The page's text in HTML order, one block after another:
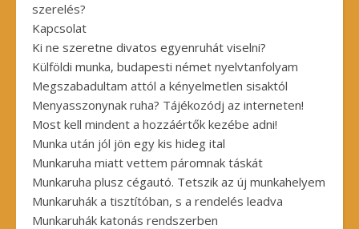
szerelés?
Kapcsolat
Ki ne szeretne divatos egyenruhát viselni?
Külföldi munka, budapesti német nyelvtanfolyam
Megszabadultam attól a kényelmetlen sisaktól
Menyasszonynak ruha? Tájékozódj az interneten!
Most kell mindent a hozzáértők kezébe adni!
Munka után jól jön egy kis hideg ital
Munkaruha miatt vettem páromnak táskát
Munkaruha plusz cégautó. Tetszik az új munkahelyem
Munkaruhák a tisztítóban, s a rendelés leadva
Munkaruhák katonás rendszerben